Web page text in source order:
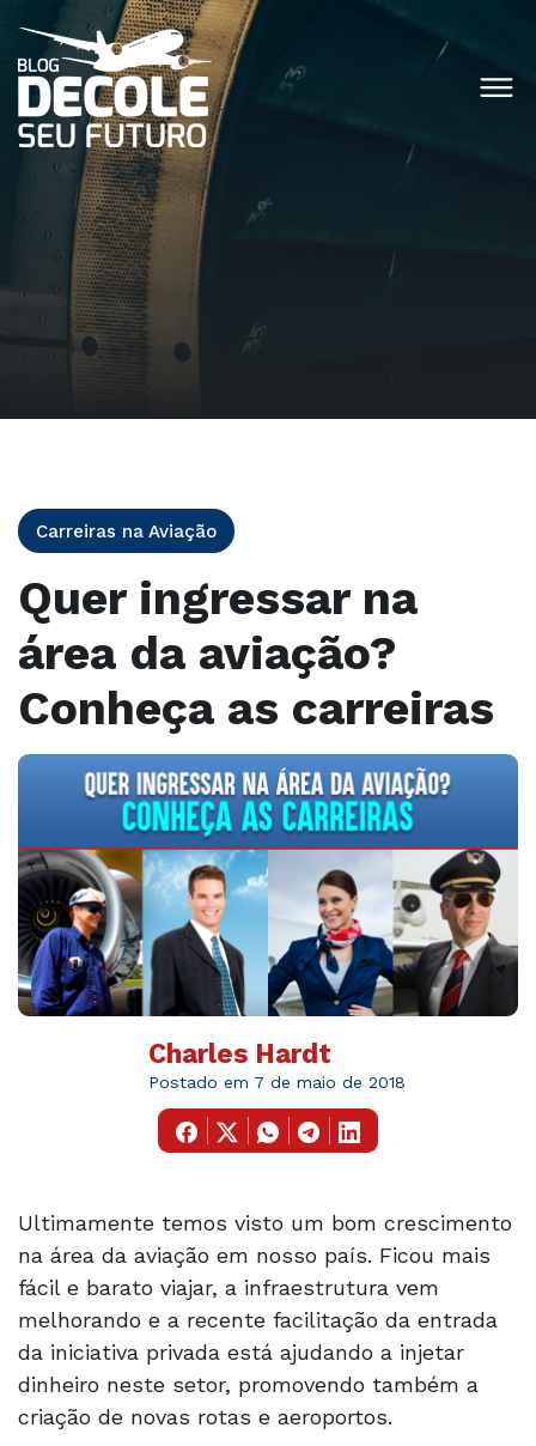
Carreiras na Aviação
Quer ingressar na
área da aviação?
Conheça as carreiras
Charles Hardt
Postado em 7 de maio de 2018
Ultimamente temos visto um bom crescimento
na área da aviação em nosso país. Ficou mais
fácil e barato viajar, a infraestrutura vem
melhorando e a recente facilitação da entrada
da iniciativa privada está ajudando a injetar
dinheiro neste setor, promovendo também a
criação de novas rotas e aeroportos.